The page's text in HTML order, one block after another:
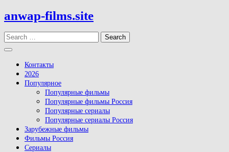
Skip
to
content
anwap-films.site
Search
Open
Button
Контакты
2026
Популярное
Популярные фильмы
Популярные фильмы Россия
Популярные сериалы
Популярные сериалы Россия
Зарубежные фильмы
Фильмы Россия
Сериалы